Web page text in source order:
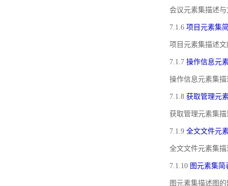
会议元素集描述
7.1.6 项目元素集
项目元素集描述
7.1.7 操作信息元
操作信息元素集
7.1.8 获取管理元
获取管理元素集
7.1.9 全文文件元
全文文件元素集
7.1.10 图元素集简
图元素集描述图